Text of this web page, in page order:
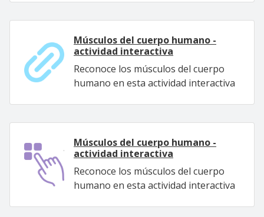
Músculos del cuerpo humano -
actividad interactiva
Reconoce los músculos del cuerpo
humano en esta actividad interactiva
Músculos del cuerpo humano -
actividad interactiva
Reconoce los músculos del cuerpo
humano en esta actividad interactiva